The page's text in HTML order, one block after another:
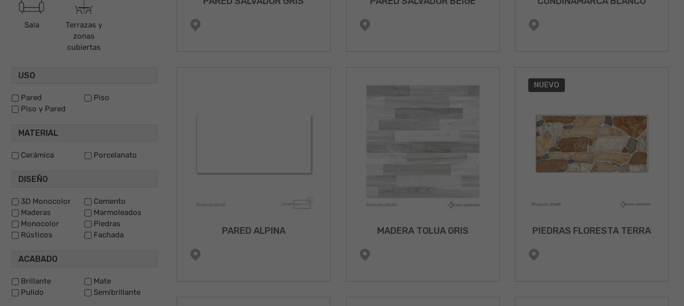
Sala
Terrazas y
zonas
cubiertas
USO
Pared
Piso
Piso y Pared
MATERIAL
Cerámica Porcelanato
DISEÑO
3D Monocolor
Cemento
Maderas
Marmoleados
Monocolor
Piedras
Rústicos
Fachada
ACABADO
Brillante
Mate
Pulido
Semibrillante
PARED ALPINA MADERA TOLUA GRIS
NUEVO
PIEDRAS FLORESTA TERRA